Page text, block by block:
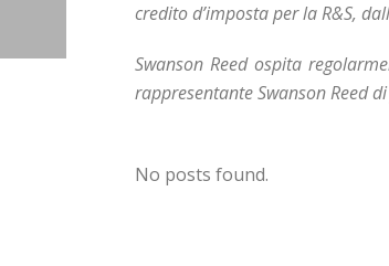
credito d’imposta per la R&S,
Swanson Reed ospita
rappresentante Swanson Reed
No posts found.